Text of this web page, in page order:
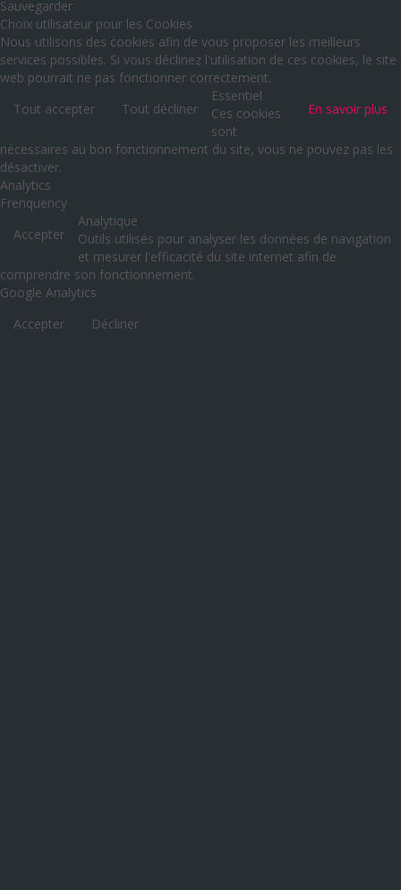
Sauvegarder
Choix utilisateur pour les Cookies
Nous utilisons des cookies afin de vous proposer les meilleurs
services possibles. Si vous déclinez l'utilisation de ces cookies, le site
web pourrait ne pas fonctionner correctement.
Tout accepter
Tout décliner En savoir plus
Essentiel
Ces cookies
sont
nécessaires au bon fonctionnement du site, vous ne pouvez pas les
désactiver.
Analytics
Frenquency
Accepter
Analytique
Outils utilisés pour analyser les données de navigation
et mesurer l'efficacité du site internet afin de
comprendre son fonctionnement.
Google Analytics
Accepter
Décliner